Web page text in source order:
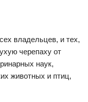
владельцев, и тех,
черепаху от
наук,
животных и птиц,